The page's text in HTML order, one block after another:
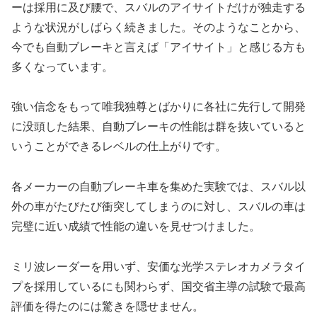
ーは採用に及び腰で、スバルのアイサイトだけが独走する
ような状況がしばらく続きました。そのようなことから、
今でも自動ブレーキと言えば「アイサイト」と感じる方も
多くなっています。
強い信念をもって唯我独尊とばかりに各社に先行して開発
に没頭した結果、自動ブレーキの性能は群を抜いていると
いうことができるレベルの仕上がりです。
各メーカーの自動ブレーキ車を集めた実験では、スバル以
外の車がたびたび衝突してしまうのに対し、スバルの車は
完璧に近い成績で性能の違いを見せつけました。
ミリ波レーダーを用いず、安価な光学ステレオカメラタイ
プを採用しているにも関わらず、国交省主導の試験で最高
評価を得たのには驚きを隠せません。